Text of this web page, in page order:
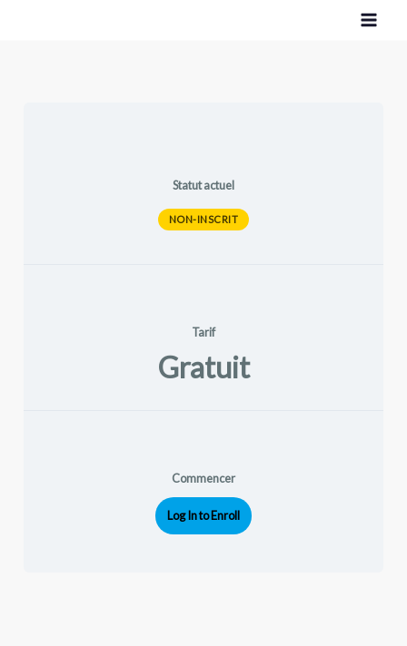
Statut actuel
NON-INSCRIT
Tarif
Gratuit
Commencer
Log In to Enroll